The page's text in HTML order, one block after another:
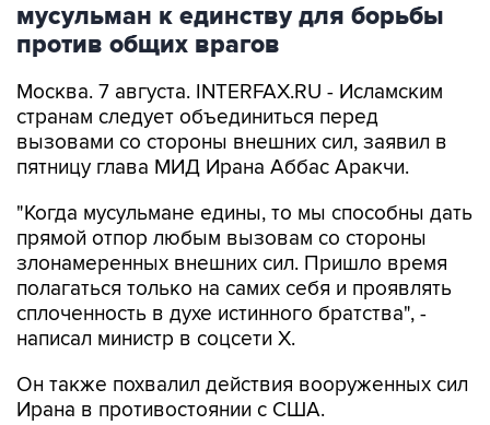
мусульман к единству для борьбы
против общих врагов
Москва. 7 августа. INTERFAX.RU - Исламским
странам следует объединиться перед
вызовами со стороны внешних сил, заявил в
пятницу глава МИД Ирана Аббас Аракчи.
"Когда мусульмане едины, то мы способны дать
прямой отпор любым вызовам со стороны
злонамеренных внешних сил. Пришло время
полагаться только на самих себя и проявлять
сплоченность в духе истинного братства", -
написал министр в соцсети Х.
Он также похвалил действия вооруженных сил
Ирана в противостоянии с США.